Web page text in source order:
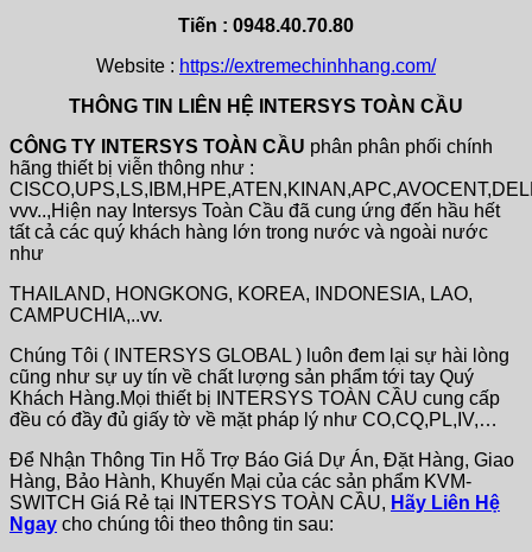
Tiến : 0948.40.70.80
Website : https://extremechinhhang.com/
THÔNG TIN LIÊN HỆ INTERSYS TOÀN CẦU
CÔNG TY INTERSYS TOÀN CẦU phân phân phối chính
hãng thiết bị viễn thông như :
vvv..,Hiện nay Intersys Toàn Cầu đã cung ứng đến hầu hết
tất cả các quý khách hàng lớn trong nước và ngoài nước
như
THAILAND, HONGKONG, KOREA, INDONESIA, LAO,
CAMPUCHIA,..vv.
Chúng Tôi ( INTERSYS GLOBAL ) luôn đem lại sự hài lòng
cũng như sự uy tín về chất lượng sản phẩm tới tay Quý
Khách Hàng.Mọi thiết bị INTERSYS TOÀN CẦU cung cấp
đều có đầy đủ giấy tờ về mặt pháp lý như CO,CQ,PL,IV,…
Để Nhận Thông Tin Hỗ Trợ Báo Giá Dự Án, Đặt Hàng, Giao
Hàng, Bảo Hành, Khuyến Mại của các sản phẩm KVM-
SWITCH Giá Rẻ tại INTERSYS TOÀN CẦU, Hãy Liên Hệ
Ngay cho chúng tôi theo thông tin sau: